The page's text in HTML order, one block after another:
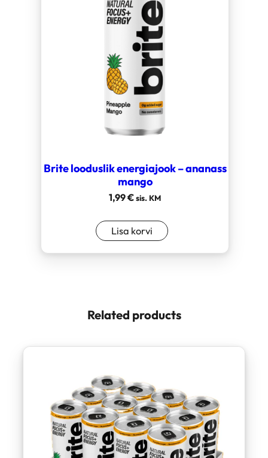
Brite looduslik energiajook – ananass
mango
1,99€sis. KM
Lisa korvi
Related products